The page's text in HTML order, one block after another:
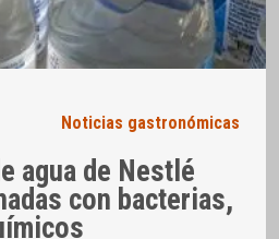
Noticias gastronómicas
agua de Nestlé
con bacterias,